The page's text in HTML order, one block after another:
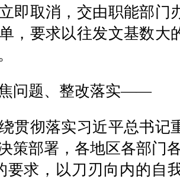
即取消，交由职能部门
，要求以往发文基数大
题、整改落实——
彻落实习近平总书记
策部署，各地区各部门
要求，以刀刃向内的自